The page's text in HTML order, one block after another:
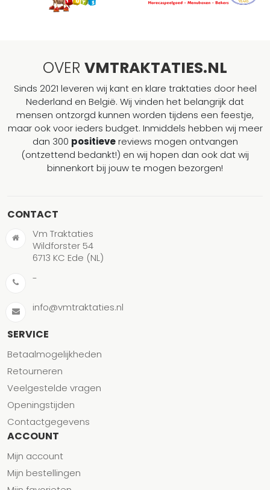
OVER VMTRAKTATIES.NL
Sinds 2021 leveren wij kant en klare traktaties door heel
Nederland en België. Wij vinden het belangrijk dat
mensen ontzorgd kunnen worden tijdens een feestje,
maar ook voor ieders budget. Inmiddels hebben wij meer
dan 300 positievereviews mogen ontvangen
(ontzettend bedankt!) en wij hopen dan ook dat wij
binnenkort bij jouw te mogen bezorgen!
CONTACT
Vm Traktaties
Wildforster 54
6713 KC Ede (NL)
-
info@vmtraktaties.nl
SERVICE
Betaalmogelijkheden
Retourneren
Veelgestelde vragen
Openingstijden
Contactgegevens
ACCOUNT
Mijn account
Mijn bestellingen